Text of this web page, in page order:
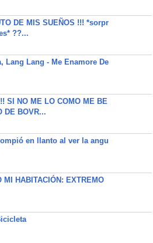
DE MIS SUEÑOS !!! *sorpr
??...
Lang Lang - Me Enamore De
SI NO ME LO COMO ME BE
DE BOVR...
en llanto al ver la angu
MI HABITACIÓN: EXTREMO